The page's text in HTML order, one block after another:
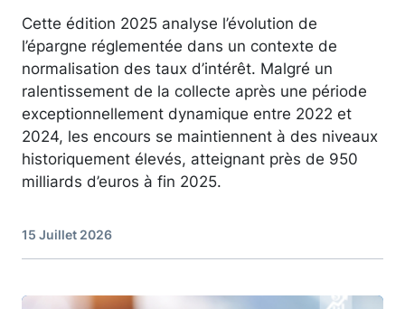
Cette édition 2025 analyse l’évolution de
l’épargne réglementée dans un contexte de
normalisation des taux d’intérêt. Malgré un
ralentissement de la collecte après une période
exceptionnellement dynamique entre 2022 et
2024, les encours se maintiennent à des niveaux
historiquement élevés, atteignant près de 950
milliards d’euros à fin 2025.
15 Juillet 2026